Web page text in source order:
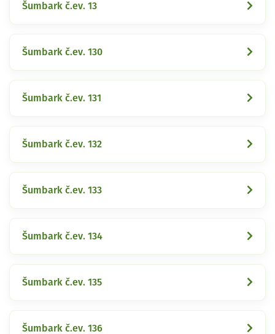
Šumbark č.ev. 13
Šumbark č.ev. 130
Šumbark č.ev. 131
Šumbark č.ev. 132
Šumbark č.ev. 133
Šumbark č.ev. 134
Šumbark č.ev. 135
Šumbark č.ev. 136